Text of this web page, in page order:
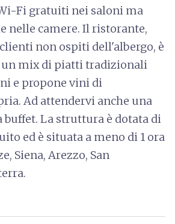
Fi gratuiti nei saloni ma
nelle camere. Il ristorante,
non ospiti dell'albergo, è
mix di piatti tradizionali
e propone vini di
Ad attendervi anche una
buffet. La struttura è dotata di
ed è situata a meno di 1 ora
Siena, Arezzo, San